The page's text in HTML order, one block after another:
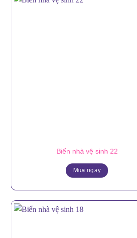
Biển nhà vệ sinh 22
Mua ngay